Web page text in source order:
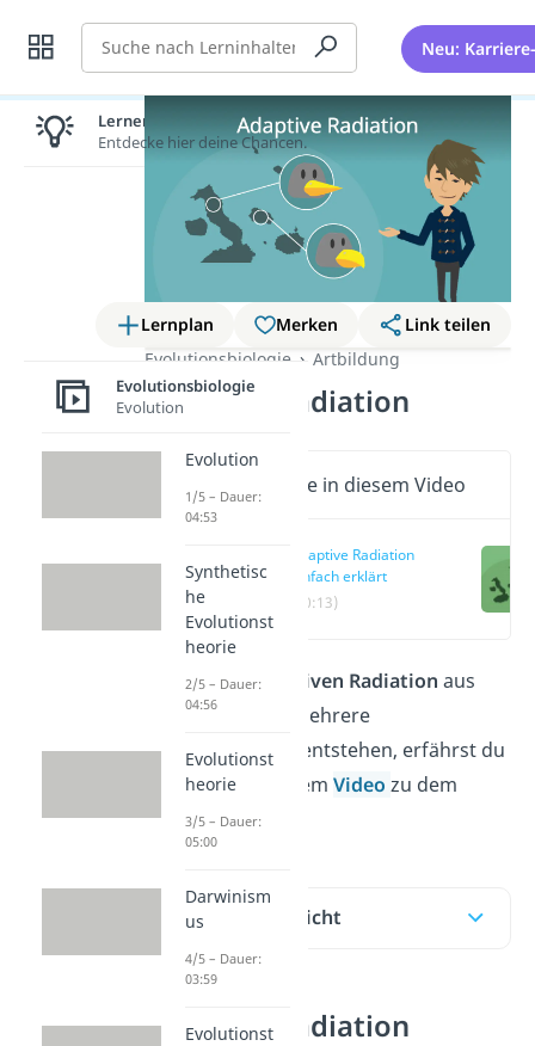
Suche Neu:
Lernplan Merken
Link teilen
Evolutionsbiologie
Artbildung
Adaptive Radiation
Wichtige Inhalte in diesem Video
Adaptive Radiation
einfach erklärt
(00:13)
Wie bei deradaptiven Radiation aus
einer Stammart mehrere
Teilpopulationen entstehen, erfährst du
hier und in unseremVideozu dem
Thema!
Inhaltsübersicht
Adaptive Radiation
Lernen lohnt sich!
Entdecke hier deine Chancen.
Evolutionsbiologie
Evolution
Evolution
1/5 – Dauer:
04:53
Synthetisc
he
Evolutionst
heorie
2/5 – Dauer:
04:56
Evolutionst
heorie
3/5 – Dauer:
05:00
Darwinism
us
4/5 – Dauer:
03:59
Evolutionst